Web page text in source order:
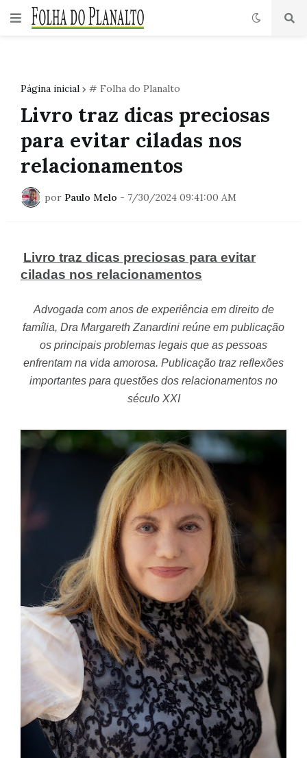
Página inicial # Folha do Planalto
Livro traz dicas preciosas
para evitar ciladas nos
relacionamentos
por Paulo Melo - 7/30/2024 09:41:00 AM
Livro traz dicas preciosas para evitar
ciladas nos relacionamentos
Advogada com anos de experiência em direito de
família, Dra Margareth Zanardini reúne em publicação
os principais problemas legais que as pessoas
enfrentam na vida amorosa. Publicação traz reflexões
importantes para questões dos relacionamentos no
século XXI